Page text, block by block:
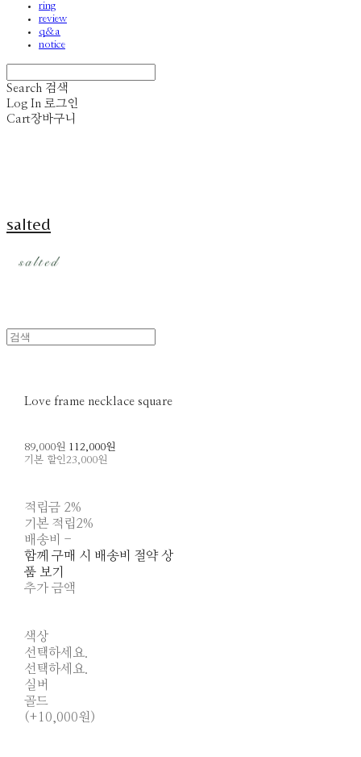
ring
review
q&a
notice
Search 검색
Log In 로그인
Cart장바구니
salted
Love frame necklace square
89,000원 112,000원
기본 할인23,000원
적립금 2%
기본 적립2%
배송비 -
함께 구매 시 배송비 절약 상
품 보기
추가 금액
색상
선택하세요.
선택하세요.
실버
골드
(+10,000원)